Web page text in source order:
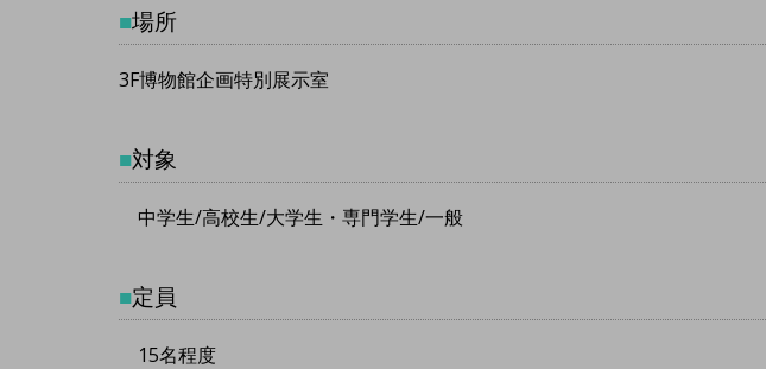
■場所
3F博物館企画特別展示室
■対象
中学生/高校生/大学生・専門学生/一般
■定員
15名程度